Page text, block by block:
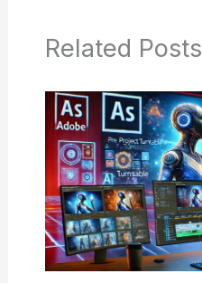
Related Posts